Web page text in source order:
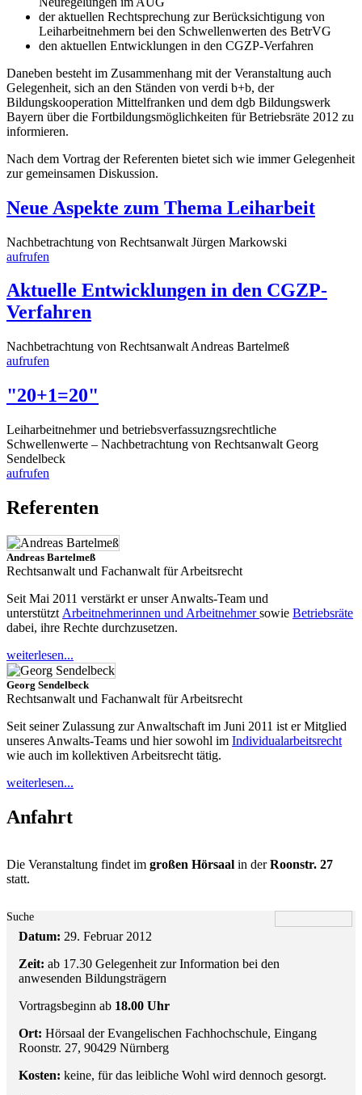
der aktuellen Rechtsprechung zur Berücksichtigung von
Leiharbeitnehmern bei den Schwellenwerten des BetrVG
den aktuellen Entwicklungen in den CGZP-Verfahren
Daneben besteht im Zusammenhang mit der Veranstaltung auch
Gelegenheit, sich an den Ständen von verdi b+b, der
Bildungskooperation Mittelfranken und dem dgb Bildungswerk
Bayern über die Fortbildungsmöglichkeiten für Betriebsräte 2012 zu
informieren.
Nach dem Vortrag der Referenten bietet sich wie immer Gelegenheit
zur gemeinsamen Diskussion.
Neue Aspekte zum Thema Leiharbeit
Nachbetrachtung von Rechtsanwalt Jürgen Markowski
aufrufen
Aktuelle Entwicklungen in den CGZP-
Verfahren
Nachbetrachtung von Rechtsanwalt Andreas Bartelmeß
aufrufen
"20+1=20"
Leiharbeitnehmer und betriebsverfassuzngsrechtliche
Schwellenwerte – Nachbetrachtung von Rechtsanwalt Georg
Sendelbeck
aufrufen
Referenten
Andreas Bartelmeß
Rechtsanwalt und Fachanwalt für Arbeitsrecht
Seit Mai 2011 verstärkt er unser Anwalts-Team und
unterstützt Arbeitnehmerinnen und Arbeitnehmersowie Betriebsräte
dabei, ihre Rechte durchzusetzen.
weiterlesen...
Georg Sendelbeck
Rechtsanwalt und Fachanwalt für Arbeitsrecht
Seit seiner Zulassung zur Anwaltschaft im Juni 2011 ist er Mitglied
unseres Anwalts-Teams und hier sowohl im Individualarbeitsrecht
wie auch im kollektiven Arbeitsrecht tätig.
weiterlesen...
Anfahrt
Die Veranstaltung findet im großen Hörsaal in derRoonstr. 27
statt.
Suche
Datum: 29. Februar 2012
Zeit: ab 17.30 Gelegenheit zur Information bei den
anwesenden Bildungsträgern
Vortragsbeginn ab 18.00 Uhr
Ort: Hörsaal der Evangelischen Fachhochschule, Eingang
Roonstr. 27, 90429 Nürnberg
Kosten: keine, für das leibliche Wohl wird dennoch gesorgt.